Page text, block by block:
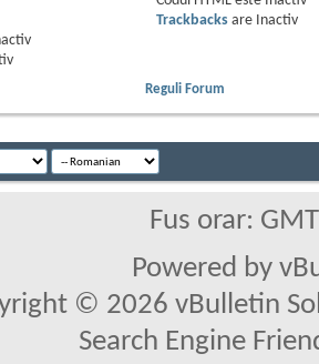
Trackbacksare
Inactiv
Reguli Forum
Fus orar:
Powered by
© 2026 vBulletin
Search Engine